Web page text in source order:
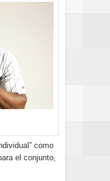
como
el conjunto,